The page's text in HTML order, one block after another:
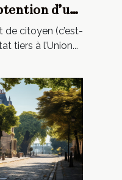
d’un
citoyen (c’est-
tiers à l’Union...